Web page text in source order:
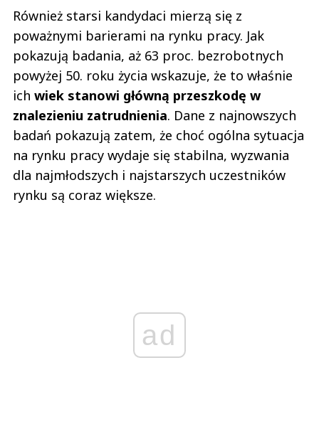
Również starsi kandydaci mierzą się z
poważnymi barierami na rynku pracy. Jak
pokazują badania, aż 63 proc. bezrobotnych
powyżej 50. roku życia wskazuje, że to właśnie
ich wiek stanowi główną przeszkodę w
znalezieniu zatrudnienia. Dane z najnowszych
badań pokazują zatem, że choć ogólna sytuacja
na rynku pracy wydaje się stabilna, wyzwania
dla najmłodszych i najstarszych uczestników
rynku są coraz większe.
ad